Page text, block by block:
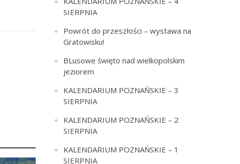
SIERPNIA
Powrót do przeszłości – wystawa na
Gratowisku!
BLusowe święto nad wielkopolskim
jeziorem
KALENDARIUM POZNAŃSKIE – 3
SIERPNIA
KALENDARIUM POZNAŃSKIE – 2
SIERPNIA
KALENDARIUM POZNAŃSKIE – 1
SIERPNIA